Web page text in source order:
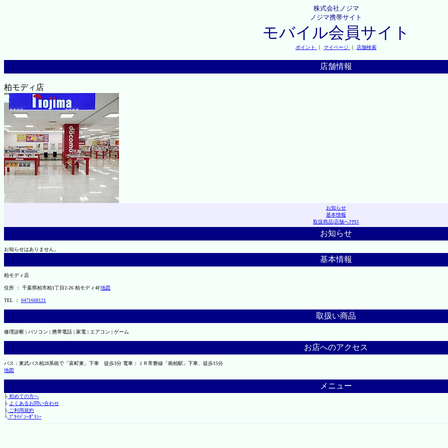
株式会社ノジマ
ノジマ携帯サイト
モバイル会員サイト
ポイント ｜ マイページ ｜ 店舗検索
店舗情報
柏モディ店
お知らせ
基本情報
取扱商品|店舗へｱｸｾｽ
お知らせ
お知らせはありません。
基本情報
柏モディ店
住所 ： 千葉県柏市柏1丁目2-26 柏モディ4F地図
TEL ： 0471668121
取扱い商品
修理診断 | パソコン | 携帯電話 | 家電 | エアコン | ゲーム
お店へのアクセス
バス：東武バス柏28系統で「富町東」下車 徒歩3分 電車：ＪＲ常磐線「南柏駅」下車、徒歩15分
地図
メニュー
├初めての方へ
├ よくあるお問い合わせ
├ご利用規約
└ﾌﾟﾗｲﾊﾞｼｰﾎﾟﾘｼｰ